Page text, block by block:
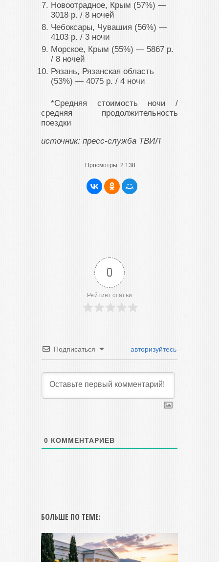
Новоотрадное, Крым (57%) ―
3018 р. / 8 ночей
Чебоксары, Чувашия (56%) ―
4103 р. / 3 ночи
Морское, Крым (55%) ― 5867 р.
/ 8 ночей
Рязань, Рязанская область
(53%) ― 4075 р. / 4 ночи
*Средняя стоимость ночи /
средняя продолжительность
поездки
источник: пресс-служба ТВИЛ
Просмотры: 2 138
0
Рейтинг статьи
Подписаться авторизуйтесь
0 КОММЕНТАРИЕВ
БОЛЬШЕ ПО ТЕМЕ: